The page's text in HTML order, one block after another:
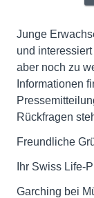
Junge
und
aber noch zu
Informationen
Rückfragen
Freundliche
Ihr Swiss Life-
Garching bei